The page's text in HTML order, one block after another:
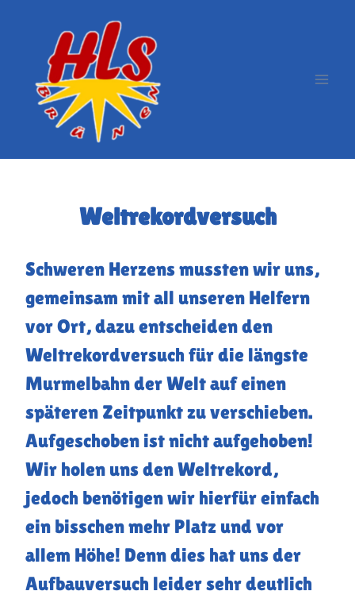
springen
Weltrekordversuch
Schweren Herzens mussten wir uns,
gemeinsam mit all unseren Helfern
vor Ort, dazu entscheiden den
Weltrekordversuch für die längste
Murmelbahn der Welt auf einen
späteren Zeitpunkt zu verschieben.
Aufgeschoben ist nicht aufgehoben!
Wir holen uns den Weltrekord,
jedoch benötigen wir hierfür einfach
ein bisschen mehr Platz und vor
allem Höhe! Denn dies hat uns der
Aufbauversuch leider sehr deutlich